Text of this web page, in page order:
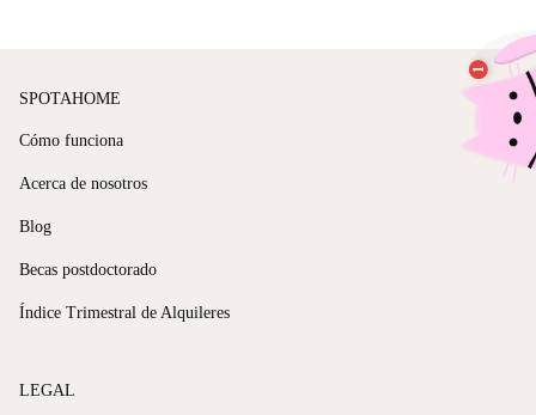
SPOTAHOME
Cómo funciona
Acerca de nosotros
Blog
Becas postdoctorado
Índice Trimestral de Alquileres
LEGAL